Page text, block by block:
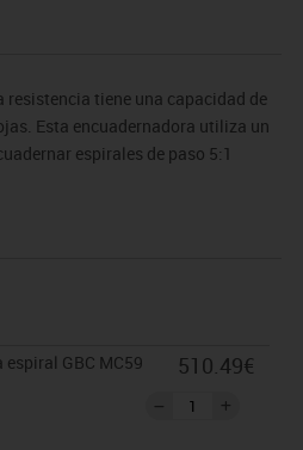
resistencia tiene una capacidad de
Esta encuadernadora utiliza un
espirales de paso 5:1
GBC MC59
510.49€